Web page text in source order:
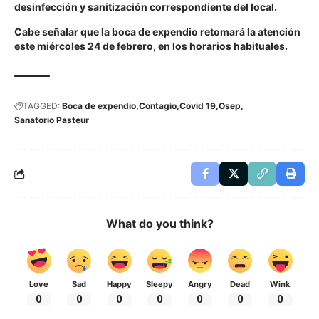
desinfección y sanitización correspondiente del local.
Cabe señalar que la boca de expendio retomará la atención
este miércoles 24 de febrero, en los horarios habituales.
TAGGED: Boca de expendio Contagio Covid 19 Osep
Sanatorio Pasteur
What do you think?
Love
0
Sad
0
Happy
0
Sleepy
0
Angry
0
Dead
0
Wink
0